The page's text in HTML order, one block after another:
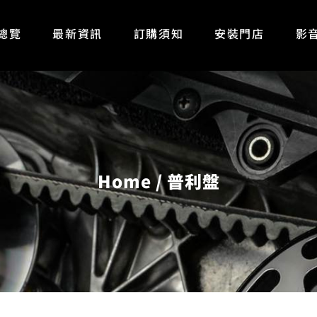
覽 最新資訊 訂購須知 安裝門店 影
Home 普利盤